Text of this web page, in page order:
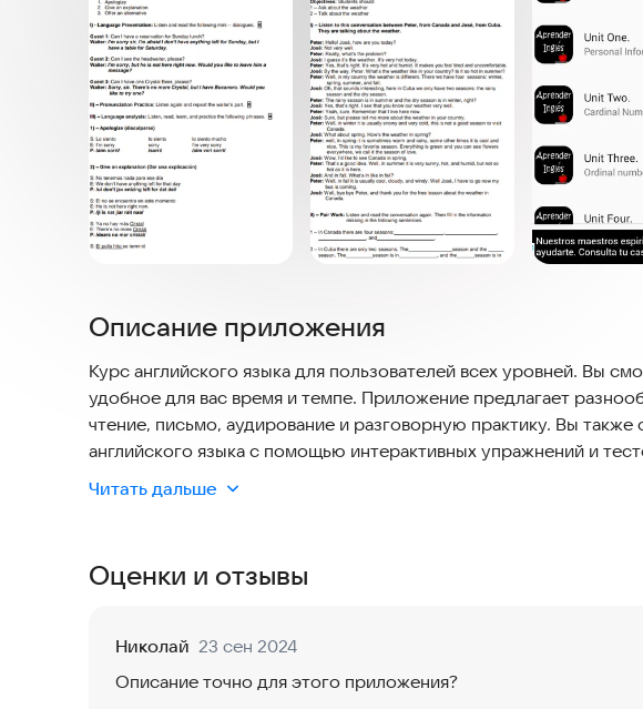
Описание приложения
Курс английского языка для пользователей всех уровней. Вы
удобное для вас время и темпе. Приложение предлагает
чтение, письмо, аудирование и разговорную практику. Вы
английского языка с помощью интерактивных упражнений и
возможность записывать и прослушивать свою речь, чтобы
приложение поможет вам стать более уверенным и свободным в
Читать дальше
Оценки и отзывы
Николай 23 сен 2024
Описание точно для этого приложения?